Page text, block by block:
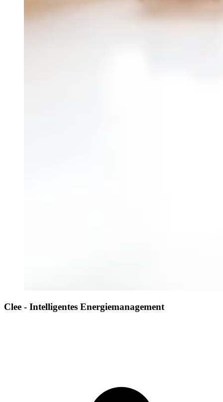
Clee - Intelligentes Energiemanagement